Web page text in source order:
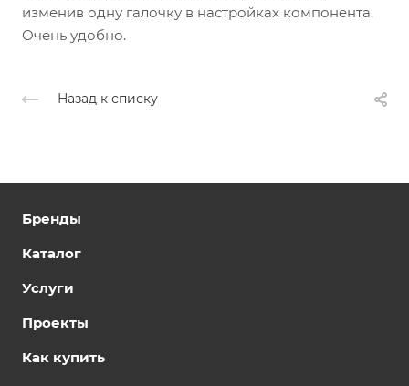
изменив одну галочку в настройках компонента.
Очень удобно.
Назад к списку
Бренды
Каталог
Услуги
Проекты
Как купить